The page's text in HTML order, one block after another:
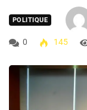
POLITIQUE
0 145